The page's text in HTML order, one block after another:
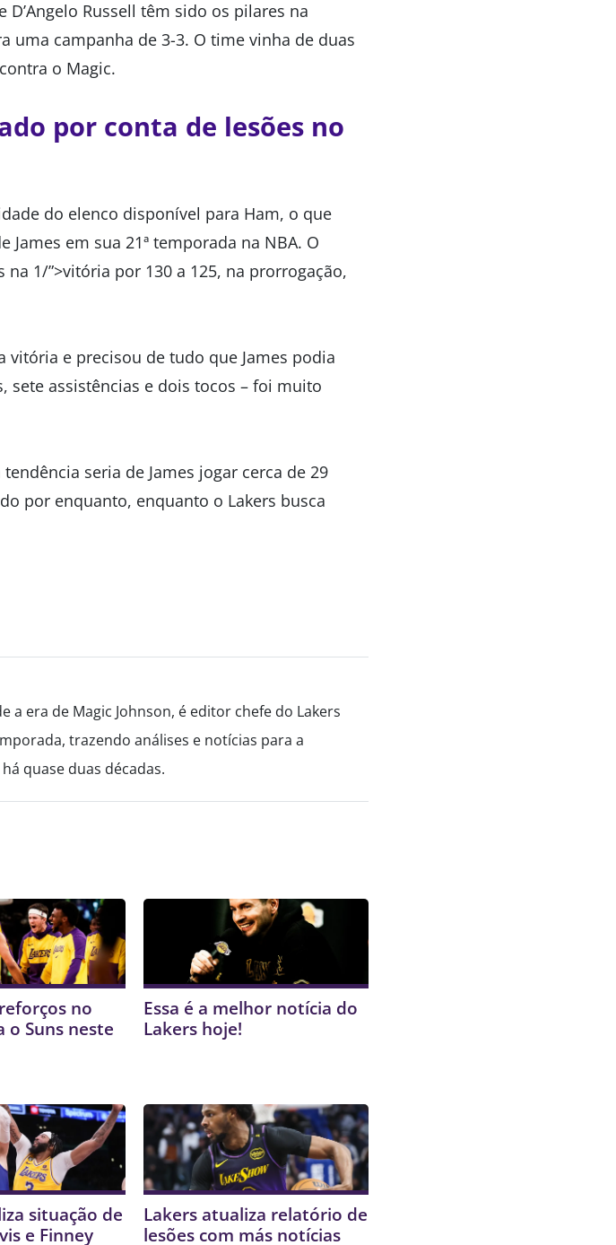
D’Angelo Russell têm sido os pilares na
uma campanha de 3-3. O time vinha de duas
o Magic.
por conta de lesões no
do elenco disponível para Ham, o que
em sua 21ª temporada na NBA. O
1/”>vitória por 130 a 125, na prorrogação,
e precisou de tudo que James podia
sete assistências e dois tocos – foi muito
seria de James jogar cerca de 29
por enquanto, enquanto o Lakers busca
a era de Magic Johnson, é editor chefe do Lakers
trazendo análises e notícias para a
quase duas décadas.
no
o Suns neste
Essa é a melhor notícia do
Lakers hoje!
situação de
e Finney
Lakers atualiza relatório de
lesões com más notícias